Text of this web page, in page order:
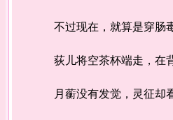
不过现在，就算是穿肠毒
荻儿将空茶杯端走，在背
月蘅没有发觉，灵征却看